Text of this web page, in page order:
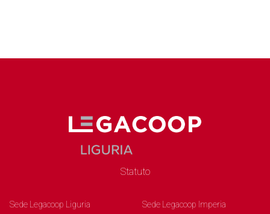
Statuto
Sede Legacoop Liguria
Sede Legacoop Imperia